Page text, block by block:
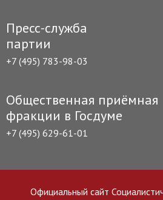
Пресс-служба
партии
+7 (495) 783-98-03
Общественная приёмная
фракции в Госдуме
+7 (495) 629-61-01
Официальный сайт